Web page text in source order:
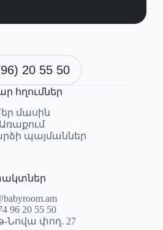
20 55 50
հղումներ
մասին
Առաքում
պայմաններ
96 20 55 50
Նովա փող. 27